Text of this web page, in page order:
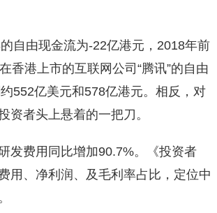
自由现金流为-22亿港元，2018年前
香港上市的互联网公司“腾讯”的自由
552亿美元和578亿港元。相反，对
资者头上悬着的一把刀。
发费用同比增加90.7%。《投资者
用、净利润、及毛利率占比，定位中